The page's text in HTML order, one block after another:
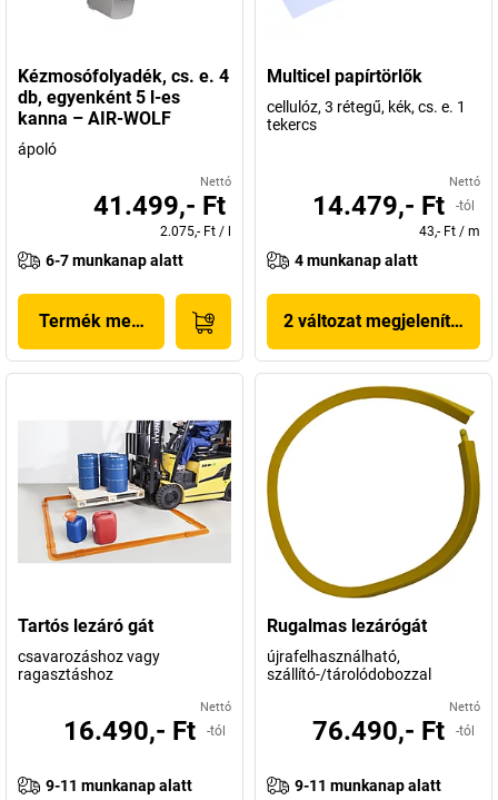
Kézmosófolyadék, cs. e. 4
db, egyenként 5 l-es
kanna – AIR-WOLF
ápoló
Nettó
41.499,- Ft
2.075,- Ft /
6-7 munkanap alatt
Termék megjelenítése
Multicel papírtörlők
cellulóz, 3 rétegű, kék, cs. e. 1
tekercs
Nettó
14.479,- Ft
-tól
43,- Ft / m
4 munkanap alatt
2 változat megjelenítése
Tartós lezáró gát
csavarozáshoz vagy
ragasztáshoz
Nettó
16.490,- Ft -tól
9-11 munkanap alatt
Rugalmas lezárógát
újrafelhasználható,
szállító-/tárolódobozzal
Nettó
76.490,- Ft -tól
9-11 munkanap alatt